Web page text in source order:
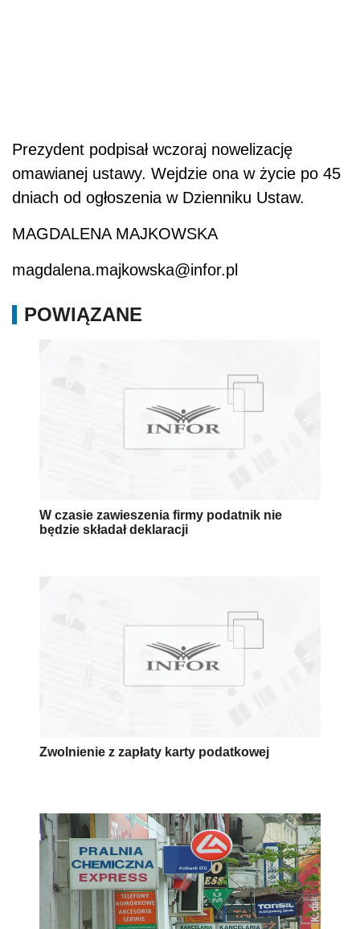
Prezydent podpisał wczoraj nowelizację
omawianej ustawy. Wejdzie ona w życie po 45
dniach od ogłoszenia w Dzienniku Ustaw.
MAGDALENA MAJKOWSKA
magdalena.majkowska@infor.pl
POWIĄZANE
W czasie zawieszenia firmy podatnik nie
będzie składał deklaracji
Zwolnienie z zapłaty karty podatkowej